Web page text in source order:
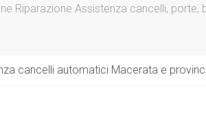
Riparazione Assistenza cancelli,
cancelli automatici Macerata e